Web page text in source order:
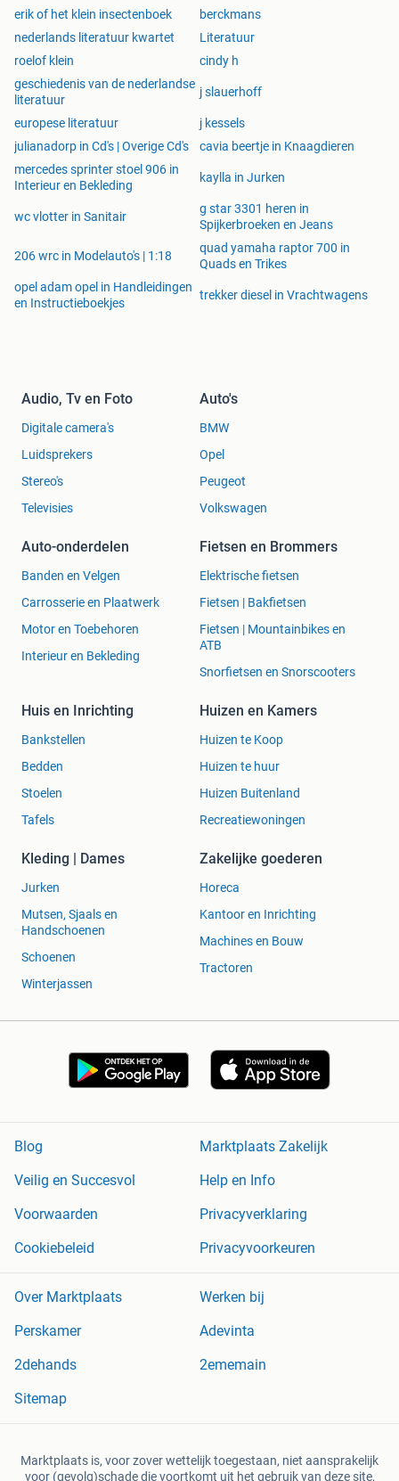
erik of het klein insectenboek
berckmans
nederlands literatuur kwartet
Literatuur
roelof klein
cindy h
geschiedenis van de nederlandse
literatuur
j slauerhoff
europese literatuur
j kessels
julianadorp in Cd's | Overige Cd's
cavia beertje in Knaagdieren
mercedes sprinter stoel 906 in
Interieur en Bekleding
kaylla in Jurken
wc vlotter in Sanitair
g star 3301 heren in
Spijkerbroeken en Jeans
206 wrc in Modelauto's | 1:18
quad yamaha raptor 700 in
Quads en Trikes
opel adam opel in Handleidingen
en Instructieboekjes
trekker diesel in Vrachtwagens
Audio, Tv en Foto
Digitale camera's
Luidsprekers
Stereo's
Televisies
Auto's
BMW
Opel
Peugeot
Volkswagen
Auto-onderdelen
Banden en Velgen
Carrosserie en Plaatwerk
Motor en Toebehoren
Interieur en Bekleding
Fietsen en Brommers
Elektrische fietsen
Fietsen | Bakfietsen
Fietsen | Mountainbikes en
ATB
Snorfietsen en Snorscooters
Huis en Inrichting
Bankstellen
Bedden
Stoelen
Tafels
Huizen en Kamers
Huizen te Koop
Huizen te huur
Huizen Buitenland
Recreatiewoningen
Kleding | Dames
Jurken
Mutsen, Sjaals en
Handschoenen
Schoenen
Winterjassen
Zakelijke goederen
Horeca
Kantoor en Inrichting
Machines en Bouw
Tractoren
Blog
Marktplaats Zakelijk
Veilig en Succesvol
Help en Info
Voorwaarden
Privacyverklaring
Cookiebeleid
Privacyvoorkeuren
Over Marktplaats
Werken bij
Perskamer
Adevinta
2dehands
2ememain
Sitemap
Marktplaats is, voor zover wettelijk toegestaan, niet aansprakelijk
voor (gevolg)schade die voortkomt uit het gebruik van deze site,